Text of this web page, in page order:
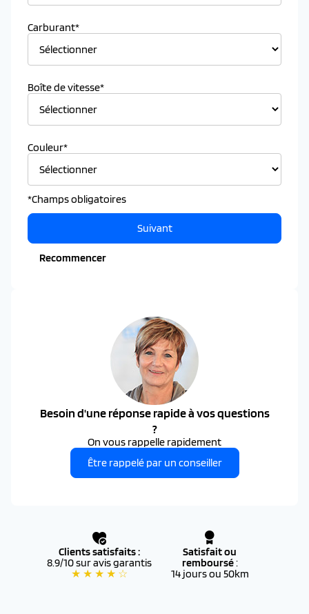
Carburant*
Boîte de vitesse*
Couleur*
*Champs obligatoires
Recommencer
Suivant
Besoin d'une réponse rapide à vos questions
?
On vous rappelle rapidement
Être rappelé par un conseiller
Clients satisfaits :
8.9/10 sur avis garantis
★ ★ ★ ★ ☆
Satisfait ou
remboursé:
14 jours ou 50km